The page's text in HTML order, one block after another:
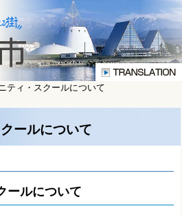
ティ・スクールについて
ールについて
ールについて